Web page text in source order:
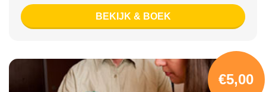
BEKIJK & BOEK
€5,00